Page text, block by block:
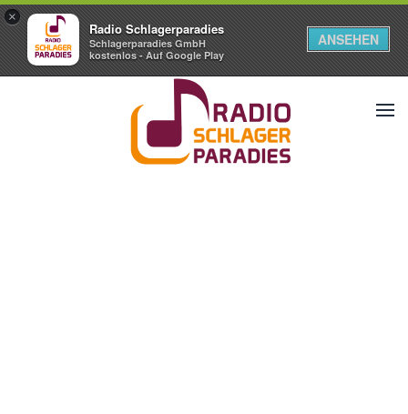
×
Radio Schlagerparadies
Schlagerparadies GmbH
kostenlos - Auf Google Play
ANSEHEN